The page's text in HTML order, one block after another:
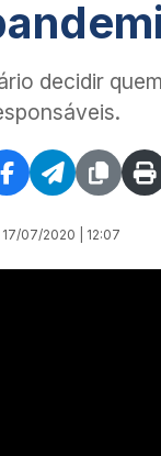
decidir
17/07/2020 | 12:07